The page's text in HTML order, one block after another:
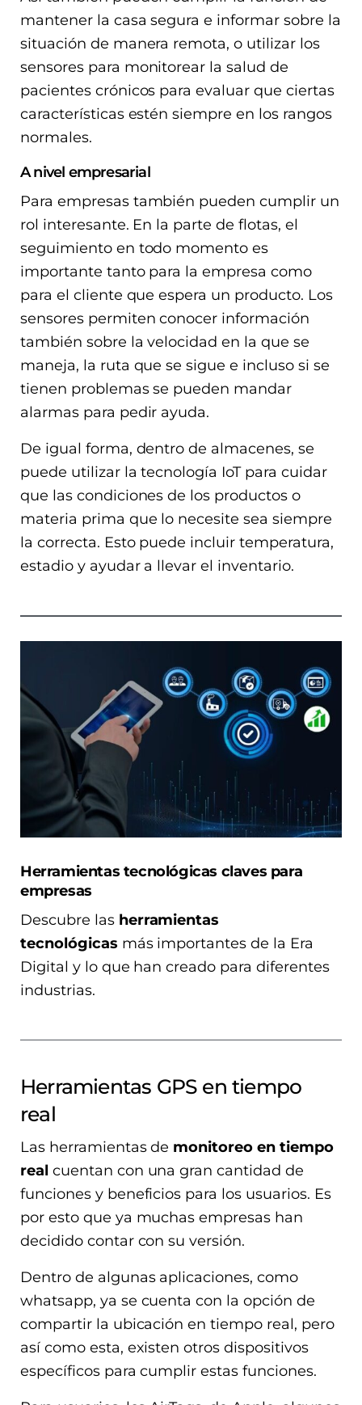
mantener la casa segura e informar sobre la
situación de manera remota, o utilizar los
sensores para monitorear la salud de
pacientes crónicos para evaluar que ciertas
características estén siempre en los rangos
normales.
A nivel empresarial
Para empresas también pueden cumplir un
rol interesante. En la parte de flotas, el
seguimiento en todo momento es
importante tanto para la empresa como
para el cliente que espera un producto. Los
sensores permiten conocer información
también sobre la velocidad en la que se
maneja, la ruta que se sigue e incluso si se
tienen problemas se pueden mandar
alarmas para pedir ayuda.
De igual forma, dentro de almacenes, se
puede utilizar la tecnología IoT para cuidar
que las condiciones de los productos o
materia prima que lo necesite sea siempre
la correcta. Esto puede incluir temperatura,
estadio y ayudar a llevar el inventario.
Herramientas tecnológicas claves para
empresas
Descubre las herramientas
tecnológicas más importantes de la Era
Digital y lo que han creado para diferentes
industrias.
Herramientas GPS en tiempo
real
Las herramientas de monitoreo en tiempo
realcuentan con una gran cantidad de
funciones y beneficios para los usuarios. Es
por esto que ya muchas empresas han
decidido contar con su versión.
Dentro de algunas aplicaciones, como
whatsapp, ya se cuenta con la opción de
compartir la ubicación en tiempo real, pero
así como esta, existen otros dispositivos
específicos para cumplir estas funciones.